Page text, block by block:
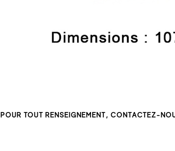
POUR TOUT RENSEIGNEMENT, CONTACTEZ-